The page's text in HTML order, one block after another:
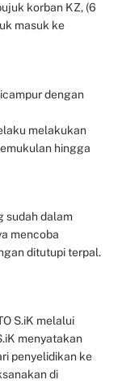
korban KZ, (6
masuk ke
dengan
melakukan
hingga
sudah dalam
mencoba
ditutupi terpal.
S.iK melalui
menyatakan
penyelidikan ke
di